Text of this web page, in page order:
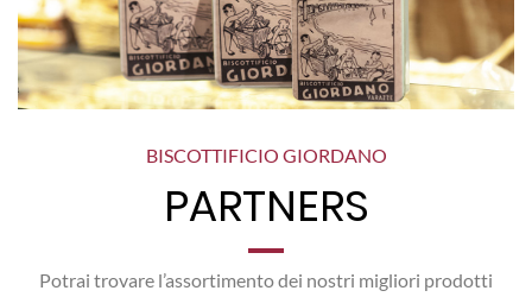
BISCOTTIFICIO GIORDANO
PARTNERS
Potrai trovare l’assortimento dei nostri migliori prodotti